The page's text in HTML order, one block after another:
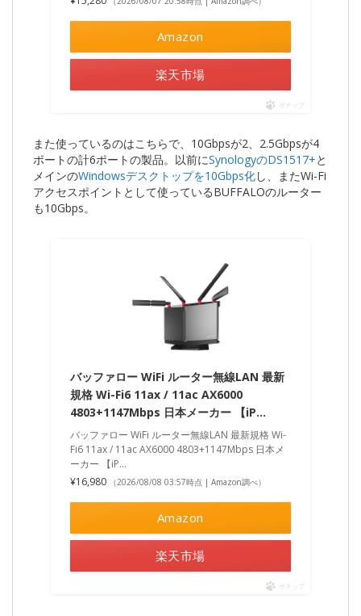
Amazon
楽天市場
ポチップ
また使っているのはこちらで、10Gbpsが2、2.5Gbpsが4
ポートの計6ポートの製品。以前にSynologyのDS1517+と
メインのWindowsデスクトップを10Gbps化し、またWi-Fi
アクセスポイントとして使っているBUFFALOのルーター
も10Gbps。
バッファロー WiFi ルーター無線LAN 最新
規格 Wi-Fi6 11ax / 11ac AX6000
4803+1147Mbps 日本メーカー 【iP…
バッファロー WiFi ルーター無線LAN 最新規格 Wi-
Fi6 11ax / 11ac AX6000 4803+1147Mbps 日本メ
ーカー 【iP…
¥16,980
（2026/08/08 03:57時点 | Amazon調べ）
Amazon
楽天市場
ポチップ